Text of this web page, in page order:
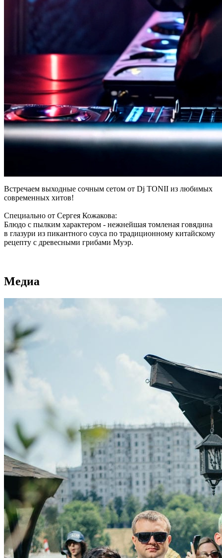
Встречаем выходные сочным сетом от Dj TONII из любимых
современных хитов!
Специально от Сергея Кожакова:
Блюдо с пылким характером - нежнейшая томленая говядина
в глазури из пикантного соуса по традиционному китайскому
рецепту с древесными грибами Муэр.
Медиа